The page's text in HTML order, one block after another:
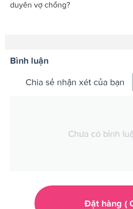
duyên vợ chồng?
Bình luận
Chia sẻ nhận xét của bạn
Chưa có bình
Đặt hàng (